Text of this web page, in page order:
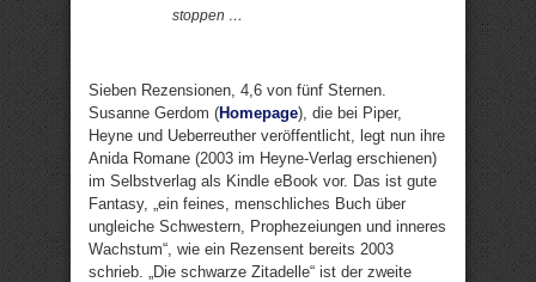
stoppen …
Sieben Rezensionen, 4,6 von fünf Sternen.
Susanne Gerdom (Homepage), die bei Piper,
Heyne und Ueberreuther veröffentlicht, legt nun ihre
Anida Romane (2003 im Heyne-Verlag erschienen)
im Selbstverlag als Kindle eBook vor. Das ist gute
Fantasy, „ein feines, menschliches Buch über
ungleiche Schwestern, Prophezeiungen und inneres
Wachstum“, wie ein Rezensent bereits 2003
schrieb. „Die schwarze Zitadelle“ ist der zweite